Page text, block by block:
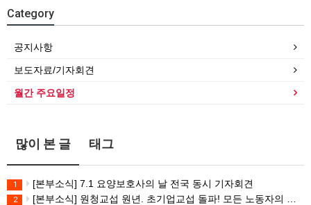
Category
공지사항
보도자료/기자회견
월간 주요일정
많이 본 글 태그
1 [본부소식] 7.1 요양보호사의 날 전국 동시 기자회견
2 [본부소식] 원청교섭 원년. 초기업교섭 돌파! 모든 노동자의 노동기본권 쟁취! 민주노총 7.15 총파업대회